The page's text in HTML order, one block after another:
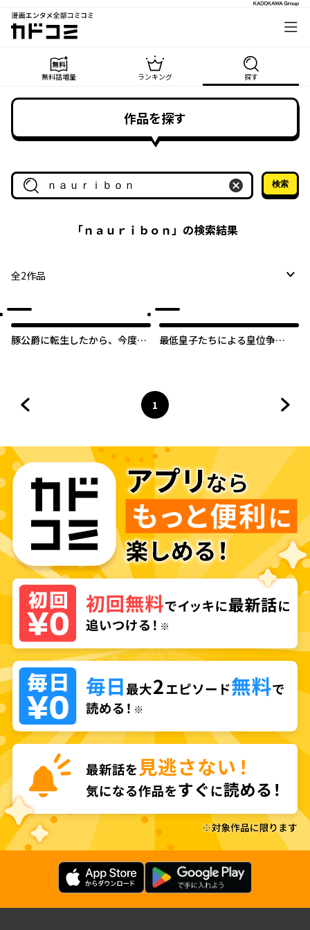
漫画エンタメ全部コミコミ
カドコミ
無料話増量 ランキング 探す
作品を探す
作品名・作家名で探す
検索
「ｎａｕｒｉｂｏｎ」の検索結果
全2作品
豚公爵に転生したから、今度は
最低皇子たちによる皇位争
ページ
1
へ